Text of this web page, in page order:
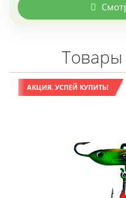
Товары
АКЦИЯ. УСПЕЙ КУПИТЬ!